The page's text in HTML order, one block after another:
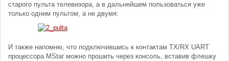
старого пульта телевизора, а в дальнейшем пользоваться уже
только одним пультом, а не двумя:
И также напомню, что подключившись к контактам TX/RX UART
процессора MStar можно прошить через консоль, вставив флешку